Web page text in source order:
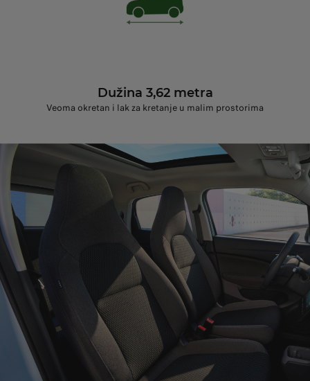
Dužina 3,62 metra
Veoma okretan i lak za kretanje u malim prostorima